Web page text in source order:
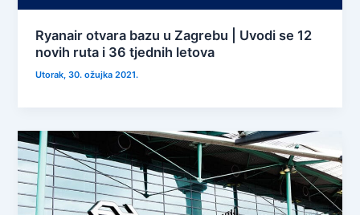
Ryanair otvara bazu u Zagrebu | Uvodi se 12
novih ruta i 36 tjednih letova
Utorak, 30. ožujka 2021.